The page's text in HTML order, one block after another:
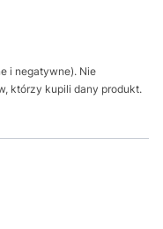
i negatywne). Nie
którzy kupili dany produkt.